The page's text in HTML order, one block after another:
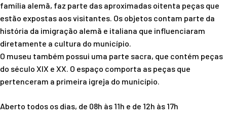
família alemã, faz parte das aproximadas oitenta peças que
estão expostas aos visitantes. Os objetos contam parte da
história da imigração alemã e italiana que influenciaram
diretamente a cultura do município.
O museu também possui uma parte sacra, que contém peças
do século XIX e XX. O espaço comporta as peças que
pertenceram a primeira igreja do município.
Aberto todos os dias, de 08h às 11h e de 12h às 17h